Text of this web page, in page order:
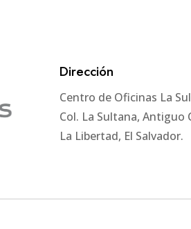
Dirección
Centro de Oficinas La
Col. La Sultana, Antiguo
La Libertad, El Salvador.